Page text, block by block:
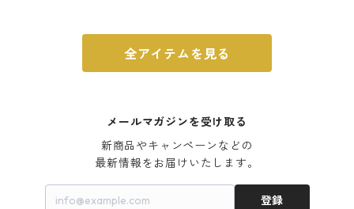
全アイテムを見る
メールマガジンを受け取る
新商品やキャンペーンなどの
最新情報をお届けいたします。
登録